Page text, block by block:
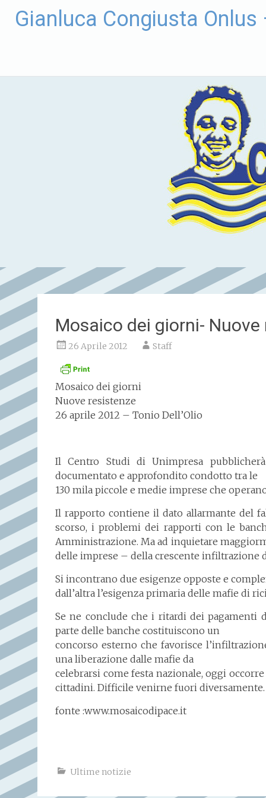
Gianluca Congiusta Onlus
Mosaico dei giorni- Nuove
26 Aprile 2012 Staff
Mosaico dei giorni
Nuove resistenze
26 aprile 2012 – Tonio Dell’Olio
Il Centro Studi di Unimpresa
documentato e approfondito condotto tra le
130 mila piccole e medie imprese che
Il rapporto contiene il dato allarmante del
scorso, i problemi dei rapporti con le
Amministrazione. Ma ad inquietare
delle imprese – della crescente infiltrazione
Si incontrano due esigenze opposte e
dall’altra l’esigenza primaria delle mafie di
Se ne conclude che i ritardi dei pagamenti
parte delle banche costituiscono un
concorso esterno che favorisce
una liberazione dalle mafie da
celebrarsi come festa nazionale, oggi
cittadini. Difficile venirne fuori diversamente.
fonte :www.mosaicodipace.it
Ultime notizie